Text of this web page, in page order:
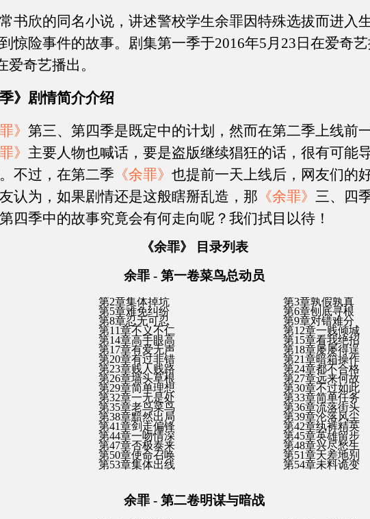
欣的同名小说，讲述警校学生余罪因特殊选拔而进入生
惊险事件的故事。剧集第一季于2016年5月23日在爱奇
爱奇艺播出。
》剧情简介介绍
》 第三、第四季是既定中的计划，然而在第二季上线前
》 主要人物也喊话，要是盗版继续猖狂的话，很有可能
不过，在第二季 《余罪》 也提前一天上线后，网友们的
认为，如果剧情还是这般瞎掰乱造，那 《余罪》 三、四
四季中的故事究竟会有何走向呢？我们拭目以待！
《余罪》 目录列表
余罪 - 第一卷菜鸟总动员
第2章集体掉坑
第3章孰假孰真
第5章难免纠纷
第6章刨底寻根
第8章忍无可忍
第9章对错难分
第11章不义不仁
第12章一贱倾城
第14章高手眼高
第15章看我绝招
第17章有爱无声
第18章屡屡得逞
第20章有过非错
第21章暗箱操作
第23章贱人贱路
第24章都不合格
第26章墙头草根
第27章远来何故
第29章简单理想
第30章不过如此
第32章一无是处
第33章简单任务
第35章老鸟菜鸟
第36章流落街头
第38章黯然出局
第39章沦落风尘
第41章剑走偏锋
第42章纨裤精英
第44章一吻情深
第45章英雄留步
第47章否极泰来
第48章兴尽愁生
第50章使命召唤
第51章天差地别
第53章集体出线
第54章未料诡变
余罪 - 第二卷明谋与暗战